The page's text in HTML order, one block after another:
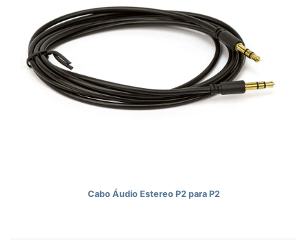
Cabo Áudio Estereo P2 para P2